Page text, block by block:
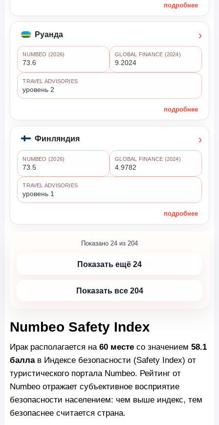
подробнее
Руанда ›
NUMBEO (2026)
73.6
GLOBAL FINANCE (2024)
9.2024
TRAVEL ADVISORIES
уровень 2
подробнее
Финляндия ›
NUMBEO (2026)
73.5
GLOBAL FINANCE (2024)
4.9782
TRAVEL ADVISORIES
уровень 1
подробнее
Показано 24 из 204
Показать ещё 24
Показать все 204
Numbeo Safety Index
Ирак располагается на 60 месте со значением 58.1
баллав Индексе безопасности (Safety Index) от
туристического портала Numbeo. Рейтинг от
Numbeo отражает субъективное восприятие
безопасности населением: чем выше индекс, тем
безопаснее считается страна.